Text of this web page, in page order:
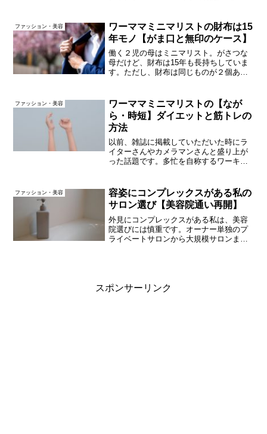
ンのボトルにキティちゃんがたくさん。
かわいい...
ファッション・美容
ワーママミニマリストの財布は15
年モノ【がま口と無印のケース】
働く２児の母はミニマリスト。がさつな
母だけど、財布は15年も長持ちしていま
す。ただし、財布は同じものが２個あり
←どーなってんのw!?財布の長持ちの秘訣
と、身軽な暮らしの...
ファッション・美容
ワーママミニマリストの【なが
ら・時短】ダイエットと筋トレの
方法
以前、雑誌に掲載していただいた時にラ
イターさんやカメラマンさんと盛り上が
った話題です。多忙を自称するワーキン
ムにできること編仕事中、あるいは仕事
の合間に、思い出したよう...
ファッション・美容
容姿にコンプレックスがある私の
サロン選び【美容院通い再開】
外見にコンプレックスがある私は、美容
院選びには慎重です。オーナー単独のプ
ライベートサロンから大規模サロンま
スポンサーリンク